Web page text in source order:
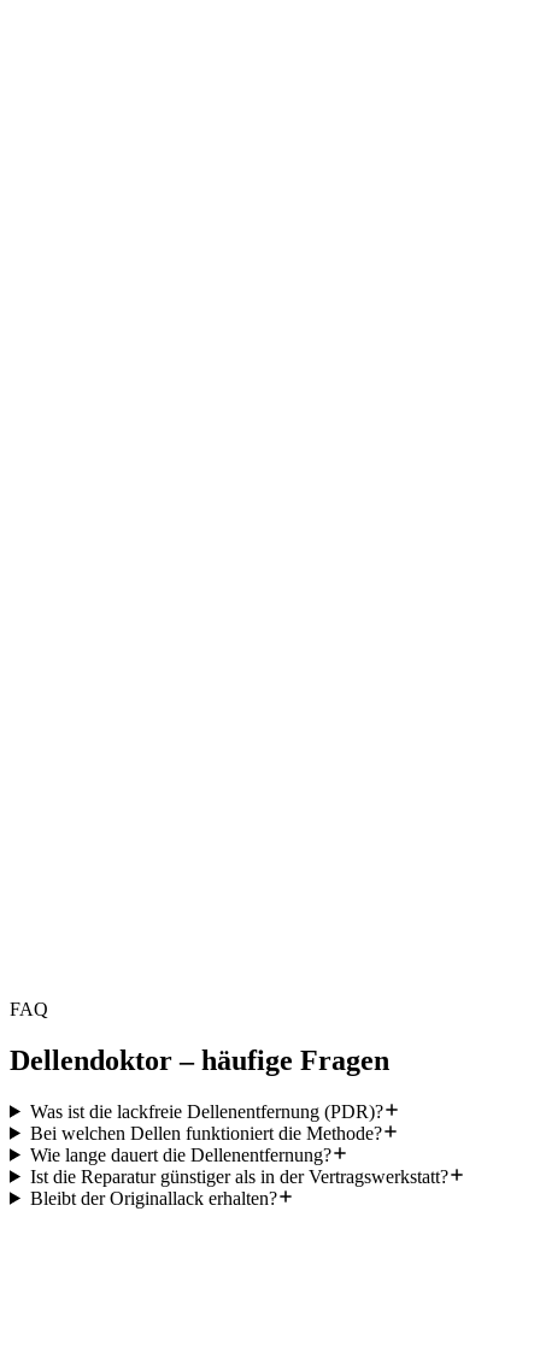
Leasingrückgabe – Wertverlust sparen.
FAQ
Dellendoktor – häufige Fragen
Was ist die lackfreie Dellenentfernung (PDR)?
Bei welchen Dellen funktioniert die Methode?
Wie lange dauert die Dellenentfernung?
Ist die Reparatur günstiger als in der Vertragswerkstatt?
Bleibt der Originallack erhalten?